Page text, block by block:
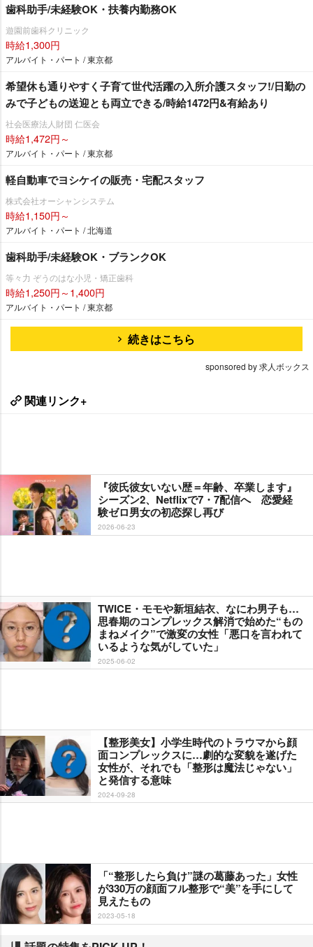
歯科助手/未経験OK・扶養内勤務OK
遊園前歯科クリニック
時給1,300円
アルバイト・パート / 東京都
希望休も通りやすく子育て世代活躍の入所介護スタッフ!/日勤の
みで子どもの送迎とも両立できる/時給1472円&有給あり
社会医療法人財団 仁医会
時給1,472円～
アルバイト・パート / 東京都
軽自動車でヨシケイの販売・宅配スタッフ
株式会社オーシャンシステム
時給1,150円～
アルバイト・パート / 北海道
歯科助手/未経験OK・ブランクOK
等々力 ぞうのはな小児・矯正歯科
時給1,250円～1,400円
アルバイト・パート / 東京都
続きはこちら
sponsored by 求人ボックス
関連リンク+
『彼氏彼女いない歴＝年齢、卒業します』
シーズン2、Netflixで7・7配信へ 恋愛経
験ゼロ男女の初恋探し再び
2026-06-23
TWICE・モモや新垣結衣、なにわ男子も…
思春期のコンプレックス解消で始めた“もの
まねメイク”で激変の女性「悪口を言われて
いるような気がしていた」
2025-06-02
【整形美女】小学生時代のトラウマから顔
面コンプレックスに…劇的な変貌を遂げた
女性が、それでも「整形は魔法じゃない」
と発信する意味
2024-09-28
「“整形したら負け”謎の葛藤あった」女性
が330万の顔面フル整形で“美”を手にして
見えたもの
2023-05-18